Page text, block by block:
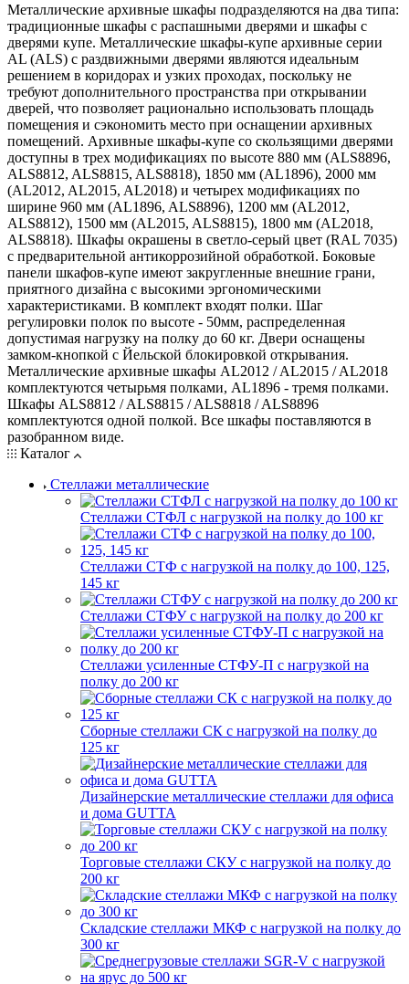
Металлические архивные шкафы подразделяются на два типа:
традиционные шкафы с распашными дверями и шкафы с
дверями купе. Металлические шкафы-купе архивные серии
AL (ALS) с раздвижными дверями являются идеальным
решением в коридорах и узких проходах, поскольку не
требуют дополнительного пространства при открывании
дверей, что позволяет рационально использовать площадь
помещения и сэкономить место при оснащении архивных
помещений. Архивные шкафы-купе со скользящими дверями
доступны в трех модификациях по высоте 880 мм (ALS8896,
ALS8812, ALS8815, ALS8818), 1850 мм (AL1896), 2000 мм
(AL2012, AL2015, AL2018) и четырех модификациях по
ширине 960 мм (AL1896, ALS8896), 1200 мм (AL2012,
ALS8812), 1500 мм (AL2015, ALS8815), 1800 мм (AL2018,
ALS8818). Шкафы окрашены в светло-серый цвет (RAL 7035)
с предварительной антикоррозийной обработкой. Боковые
панели шкафов-купе имеют закругленные внешние грани,
приятного дизайна с высокими эргономическими
характеристиками. В комплект входят полки. Шаг
регулировки полок по высоте - 50мм, распределенная
допустимая нагрузку на полку до 60 кг. Двери оснащены
замком-кнопкой с Йельской блокировкой открывания.
Металлические архивные шкафы АL2012 / AL2015 / AL2018
комплектуются четырьмя полками, АL1896 - тремя полками.
Шкафы ALS8812 / ALS8815 / ALS8818 / ALS8896
комплектуются одной полкой. Все шкафы поставляются в
разобранном виде.
Каталог
Стеллажи металлические
Стеллажи СТФЛ с нагрузкой на полку до 100 кг
Стеллажи СТФ с нагрузкой на полку до 100, 125,
145 кг
Стеллажи СТФУ с нагрузкой на полку до 200 кг
Стеллажи усиленные СТФУ-П с нагрузкой на
полку до 200 кг
Сборные стеллажи СК с нагрузкой на полку до
125 кг
Дизайнерские металлические стеллажи для офиса
и дома GUTTA
Торговые стеллажи СКУ с нагрузкой на полку до
200 кг
Складские стеллажи МКФ с нагрузкой на полку до
300 кг